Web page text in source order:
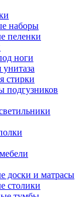
наборы
пеленки
ноги
стирки
подгузников
доски и матрасы
столики